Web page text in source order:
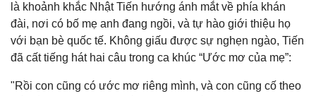
là khoảnh khắc Nhật Tiến hướng ánh mắt về phía khán
đài, nơi có bố mẹ anh đang ngồi, và tự hào giới thiệu họ
với bạn bè quốc tế. Không giấu được sự nghẹn ngào, Tiến
đã cất tiếng hát hai câu trong ca khúc “Ước mơ của mẹ”:
"Rồi con cũng có ước mơ riêng mình, và con cũng cố theo